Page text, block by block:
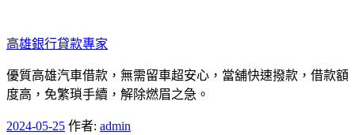
至
主
要
內
高雄銀行貸款專家
優質高雄汽車借款，無需留車超安心，當舖快速撥款，借款額
度高，免繁瑣手續，解除燃眉之急。
發
2024-05-25 作者: admin